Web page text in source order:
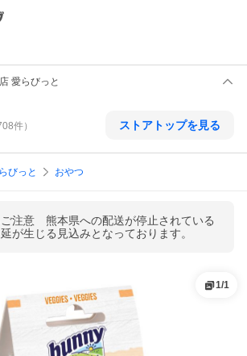
愛らびっと
件） ストアトップを見る
びっと おやつ
注意 熊本県への配送が停止されている
が生じる見込みとなっております。
1/1